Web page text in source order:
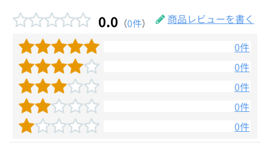
0.0 （0件）
商品レビューを書く
0件
0件
0件
0件
0件